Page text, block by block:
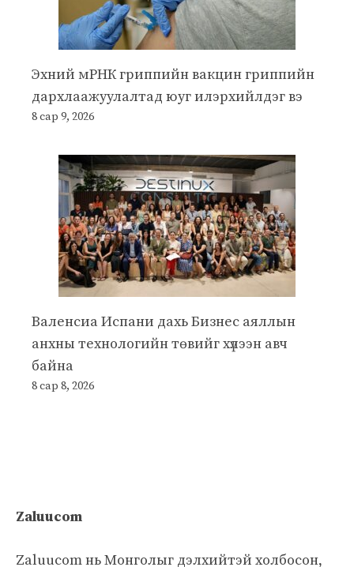
Эхний мРНК гриппийн вакцин гриппийн
дархлаажуулалтад юуг илэрхийлдэг вэ
8 сар 9, 2026
Валенсиа Испани дахь Бизнес аяллын
анхны технологийн төвийг хүлээн авч
байна
8 сар 8, 2026
Zaluucom
Zaluucom нь Монголыг дэлхийтэй холбосон,